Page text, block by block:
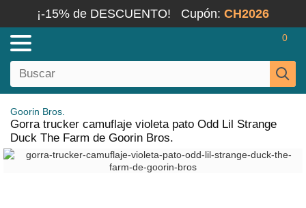
¡-15% de DESCUENTO! Cupón: CH2026
0
Goorin Bros.
Gorra trucker camuflaje violeta pato Odd Lil Strange
Duck The Farm de Goorin Bros.